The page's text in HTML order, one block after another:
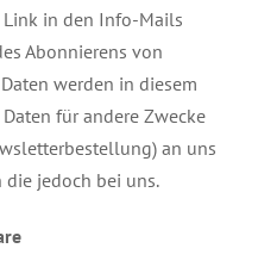
in den Info-Mails
Abonnierens von
werden in diesem
für andere Zwecke
an uns
jedoch bei uns.